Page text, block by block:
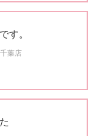
す。
葉店